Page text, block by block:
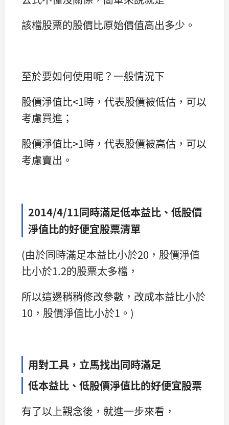
該檔股票的股價比原始價值高出多少。
至於要如何使用呢？一般情況下
股價淨值比<1時，代表股價被低估，可以
考慮買進；
股價淨值比>1時，代表股價被高估，可以
考慮賣出。
2014/4/11同時滿足低本益比、低股價
淨值比的好便宜股票清單
(由於同時滿足本益比小於20，股價淨值
比小於1.2的股票太多檔，
所以這邊稍稍修改參數，改成本益比小於
10，股價淨值比小於1。)
用對工具，立馬找出同時滿足
低本益比、低股價淨值比的好便宜股票
有了以上觀念後，就進一步來看，